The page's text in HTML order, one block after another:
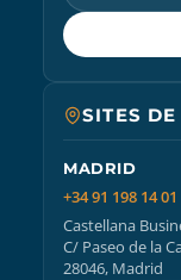
SITES DE
MADRID
+34 91 198 14 01
Castellana
C/ Paseo de la
28046, Madrid